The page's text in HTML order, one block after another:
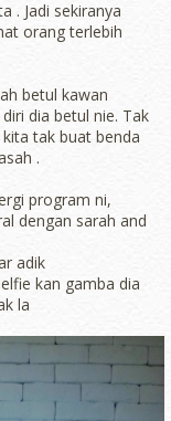
. Jadi sekiranya
orang terlebih
betul kawan
dia betul nie. Tak
tak buat benda
.
program ni,
dengan sarah and
adik
kan gamba dia
la